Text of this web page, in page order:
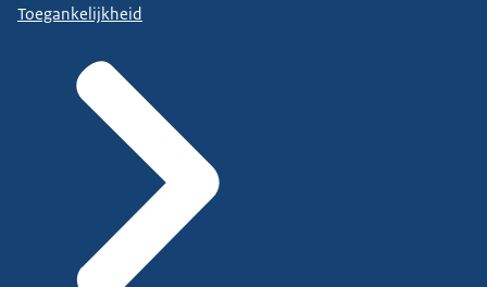
Toegankelijkheid